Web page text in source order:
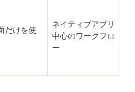
だけを使
ネイティブアプリ
中心のワークフロ
ー